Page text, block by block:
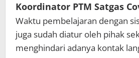
Koordinator PTM Satgas
Waktu pembelajaran dengan
juga sudah diatur oleh pihak
menghindari adanya kontak